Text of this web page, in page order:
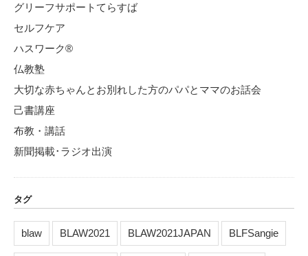
グリーフサポートてらすば
セルフケア
ハスワーク®
仏教塾
大切な赤ちゃんとお別れした方のパパとママのお話会
己書講座
布教・講話
新聞掲載･ラジオ出演
タグ
blaw BLAW2021 BLAW2021JAPAN BLFSangie